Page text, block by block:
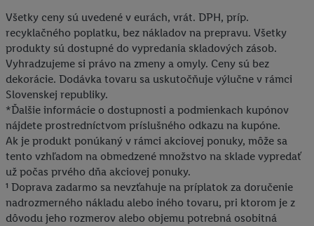
Všetky ceny sú uvedené v eurách, vrát. DPH, príp.
recyklačného poplatku, bez nákladov na prepravu. Všetky
produkty sú dostupné do vypredania skladových zásob.
Vyhradzujeme si právo na zmeny a omyly. Ceny sú bez
dekorácie. Dodávka tovaru sa uskutočňuje výlučne v rámci
Slovenskej republiky.
*Ďalšie informácie o dostupnosti a podmienkach kupónov
nájdete prostredníctvom príslušného odkazu na kupóne.
Ak je produkt ponúkaný v rámci akciovej ponuky, môže sa
tento vzhľadom na obmedzené množstvo na sklade vypredať
už počas prvého dňa akciovej ponuky.
¹ Doprava zadarmo sa nevzťahuje na príplatok za doručenie
nadrozmerného nákladu alebo iného tovaru, pri ktorom je z
dôvodu jeho rozmerov alebo objemu potrebná osobitná